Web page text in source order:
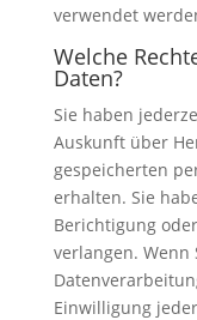
verwendet
Welche
Daten?
Sie haben
Auskunft über
gespeicherten
erhalten. Sie
Berichtigung
verlangen.
Einwilligung